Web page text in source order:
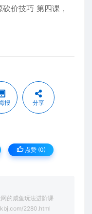
价技巧 第四课，
报 分享
点赞 (0)
的咸鱼玩法进阶课
2280.html